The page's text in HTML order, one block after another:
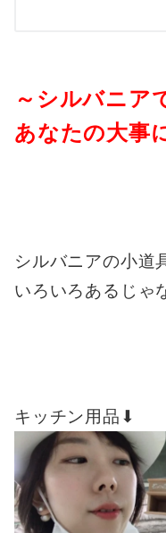
～シルバニア
あなたの大事
シルバニアの小道
いろいろあるじゃ
キッチン用品⬇︎